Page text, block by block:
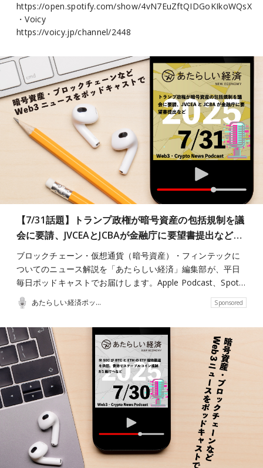
https://open.spotify.com/show/4vN7EuZftQIDGoKIkoWQsX
・Voicy
https://voicy.jp/channel/2448
【7/31話題】トランプ政権が暗号資産の包括規制を議
会に要請、JVCEAとJCBAが金融庁に要望書提出など…
ブロックチェーン・仮想通貨（暗号資産）・フィンテックに
ついてのニュース解説を「あたらしい経済」編集部が、平日
毎日ポッドキャストでお届けします。Apple Podcast、Spot…
あたらしい経済ポッドキャスト Sponsored